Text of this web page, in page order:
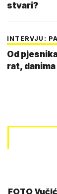
stvari?
INTERVJU:
Od
rat,